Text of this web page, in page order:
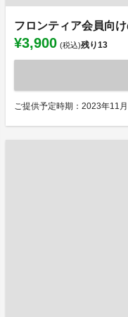
フロンティア会員向
¥3,900 (税込)残り13
ご提供予定時期：2023年11